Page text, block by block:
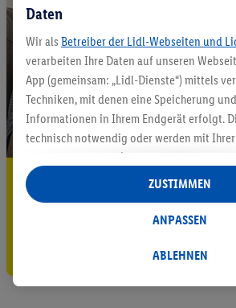
5.95 € Versand
Daten
Wir als Betreiber der Lidl-Webseiten und
verarbeiten Ihre Daten auf unseren
App (gemeinsam: „Lidl-Dienste“) mittels
Techniken, mit denen eine Speicherung
Informationen in Ihrem Endgerät erfolgt.
technisch notwendig oder werden mit
auch durch Partner (u.a.
Verantwortliche; im Zusammenhang mit dem
insgesamt
Statistik-Erstellung oder für personalisierte
Datenverarbeitungen für personalisierte
ABLEHNEN
ANPASSEN
ZUSTIMMEN